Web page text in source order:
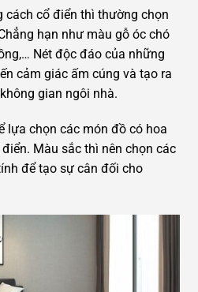
cách cổ điển thì thường chọn
hạn như màu gỗ óc chó
Nét độc đáo của những
cảm giác ấm cúng và tạo ra
gian ngôi nhà.
lựa chọn các món đồ có hoa
Màu sắc thì nên chọn các
để tạo sự cân đối cho